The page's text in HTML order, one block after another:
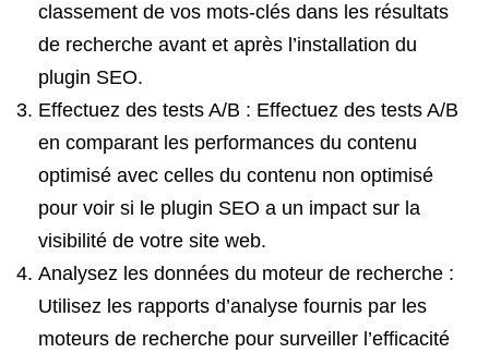
classement de vos mots-clés dans les résultats
de recherche avant et après l’installation du
plugin SEO.
Effectuez des tests A/B : Effectuez des tests A/B
en comparant les performances du contenu
optimisé avec celles du contenu non optimisé
pour voir si le plugin SEO a un impact sur la
visibilité de votre site web.
Analysez les données du moteur de recherche :
Utilisez les rapports d’analyse fournis par les
moteurs de recherche pour surveiller l’efficacité